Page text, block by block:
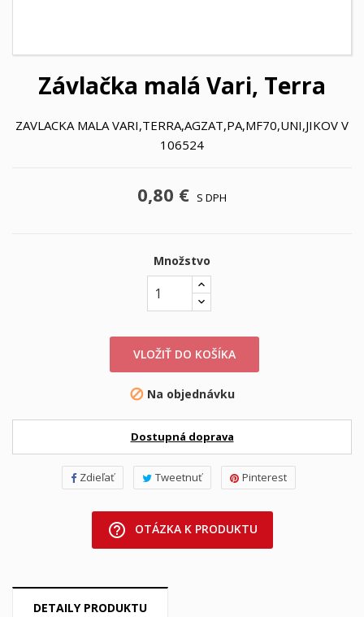
Závlačka malá Vari, Terra
ZAVLACKA MALA VARI,TERRA,AGZAT,PA,MF70,UNI,JIKOV V
106524
0,80 € S DPH
Množstvo
VLOŽIŤ DO KOŠÍKA
 Na objednávku
Dostupná doprava
Zdieľať Tweetnuť Pinterest
help_outline OTÁZKA K PRODUKTU
DETAILY PRODUKTU